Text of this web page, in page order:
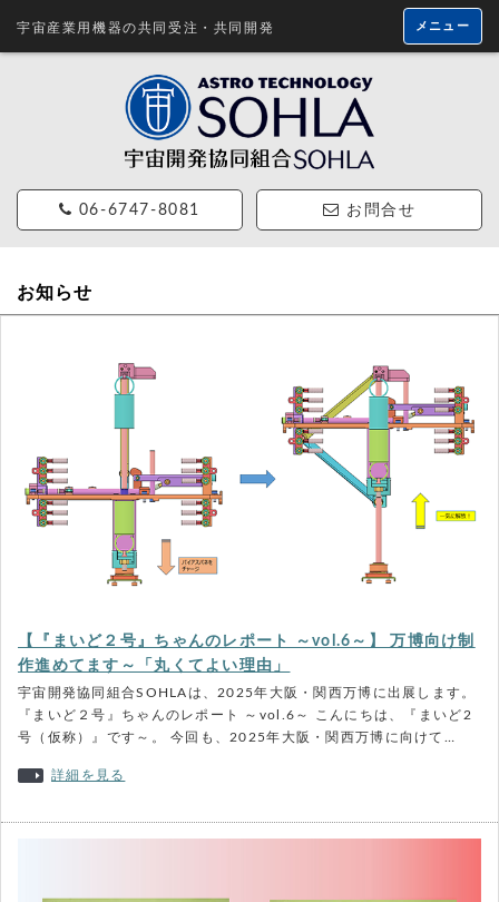
宇宙産業用機器の共同受注・共同開発 メニュー
06-6747-8081 お問合せ
お知らせ
【『まいど２号』ちゃんのレポート ～vol.6～】 万博向け制
作進めてます～「丸くてよい理由」
宇宙開発協同組合SOHLAは、2025年大阪・関西万博に出展します。
『まいど２号』ちゃんのレポート ～vol.6～ こんにちは、『まいど2
号（仮称）』です～。 今回も、2025年大阪・関西万博に向けて…
詳細を見る